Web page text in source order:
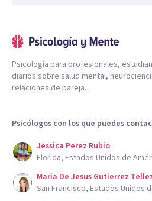
Psicología para profesionales,
diarios sobre salud mental,
relaciones de pareja.
Psicólogos con los que puedes
Jessica Perez Rubio
Florida, Estados Unidos de
Maria De Jesus Gutierrez
San Francisco, Estados Unidos